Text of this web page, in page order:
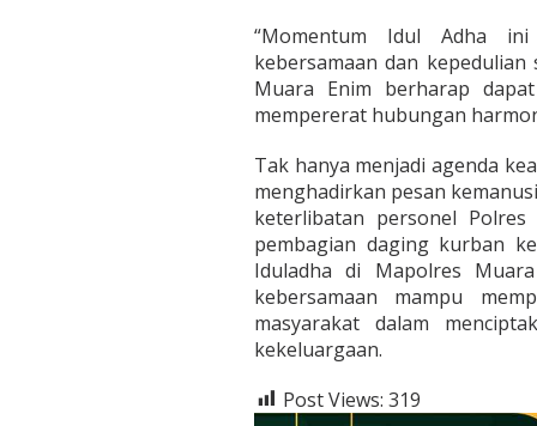
“Momentum Idul Adha
kebersamaan dan
Muara Enim berharap
mempererat hubungan
Tak hanya menjadi agenda
menghadirkan pesan
keterlibatan personel
pembagian daging kurban
Iduladha di Mapolres
kebersamaan mampu
masyarakat dalam
kekeluargaan.
Post Views: 319